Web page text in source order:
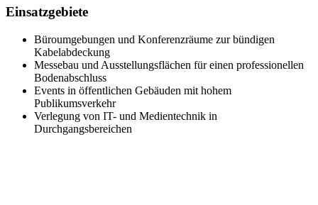
Einsatzgebiete
Büroumgebungen und Konferenzräume zur bündigen
Kabelabdeckung
Messebau und Ausstellungsflächen für einen professionellen
Bodenabschluss
Events in öffentlichen Gebäuden mit hohem
Publikumsverkehr
Verlegung von IT- und Medientechnik in
Durchgangsbereichen